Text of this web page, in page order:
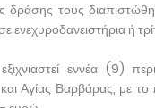
δράσης τους
ενεχυροδανειστήρια ή
εννέα (9)
Αγίας Βαρβάρας, με